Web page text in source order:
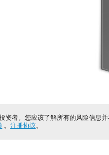
者。您应该了解所有的风险信息并
。 注册协议。